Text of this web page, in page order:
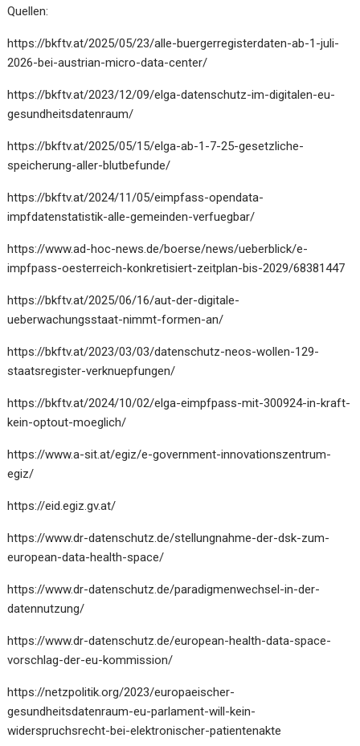
Quellen:
https://bkftv.at/2025/05/23/alle-buergerregisterdaten-ab-1-juli-
2026-bei-austrian-micro-data-center/
https://bkftv.at/2023/12/09/elga-datenschutz-im-digitalen-eu-
gesundheitsdatenraum/
https://bkftv.at/2025/05/15/elga-ab-1-7-25-gesetzliche-
speicherung-aller-blutbefunde/
https://bkftv.at/2024/11/05/eimpfass-opendata-
impfdatenstatistik-alle-gemeinden-verfuegbar/
https://www.ad-hoc-news.de/boerse/news/ueberblick/e-
impfpass-oesterreich-konkretisiert-zeitplan-bis-2029/68381447
https://bkftv.at/2025/06/16/aut-der-digitale-
ueberwachungsstaat-nimmt-formen-an/
https://bkftv.at/2023/03/03/datenschutz-neos-wollen-129-
staatsregister-verknuepfungen/
https://bkftv.at/2024/10/02/elga-eimpfpass-mit-300924-in-kraft-
kein-optout-moeglich/
https://www.a-sit.at/egiz/e-government-innovationszentrum-
egiz/
https://eid.egiz.gv.at/
https://www.dr-datenschutz.de/stellungnahme-der-dsk-zum-
european-data-health-space/
https://www.dr-datenschutz.de/paradigmenwechsel-in-der-
datennutzung/
https://www.dr-datenschutz.de/european-health-data-space-
vorschlag-der-eu-kommission/
https://netzpolitik.org/2023/europaeischer-
gesundheitsdatenraum-eu-parlament-will-kein-
widerspruchsrecht-bei-elektronischer-patientenakte